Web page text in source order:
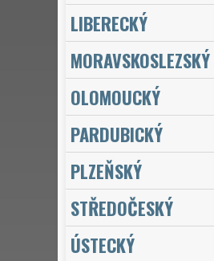
LIBERECKÝ
MORAVSKOSLEZSKÝ
OLOMOUCKÝ
PARDUBICKÝ
PLZEŇSKÝ
STŘEDOČESKÝ
ÚSTECKÝ